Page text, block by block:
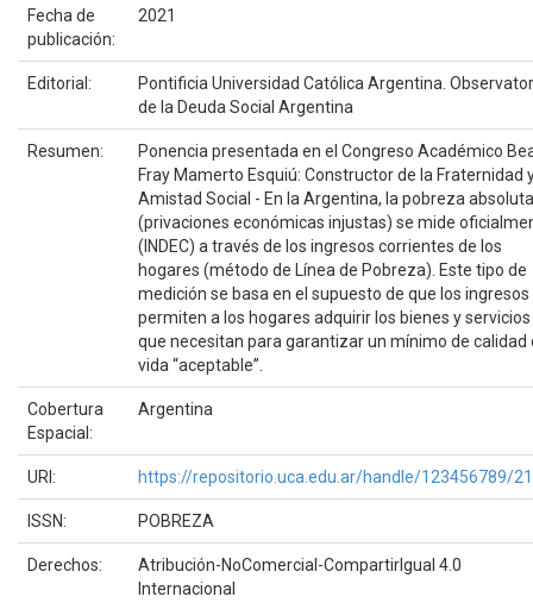
Fecha de
publicación:
2021
Editorial:
Pontificia Universidad Católica Argentina.
de la Deuda Social Argentina
Resumen:
Ponencia presentada en el Congreso Académico
Fray Mamerto Esquiú: Constructor de la Fraternidad
Amistad Social - En la Argentina, la pobreza absoluta
(privaciones económicas injustas) se mide
(INDEC) a través de los ingresos corrientes de los
hogares (método de Línea de Pobreza). Este tipo de
medición se basa en el supuesto de que los ingresos
permiten a los hogares adquirir los bienes y servicios
que necesitan para garantizar un mínimo de calidad
vida “aceptable”.
Cobertura
Espacial:
Argentina
URI: https://repositorio.uca.edu.ar/handle/123456789/
ISSN: POBREZA
Derechos:
Atribución-NoComercial-CompartirIgual 4.0
Internacional